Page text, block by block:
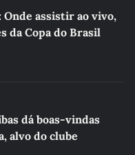
assistir ao vivo,
da Copa do Brasil
dá boas-vindas
alvo do clube